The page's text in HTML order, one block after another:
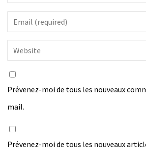
Prévenez-moi de tous les nouveaux
mail.
Prévenez-moi de tous les nouveaux